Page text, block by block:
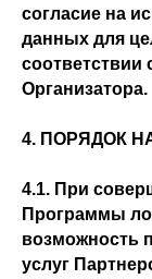
согласие на
данных для
соответствии
Организатора.
4. ПОРЯДОК
4.1. При
Программы
возможность
услуг